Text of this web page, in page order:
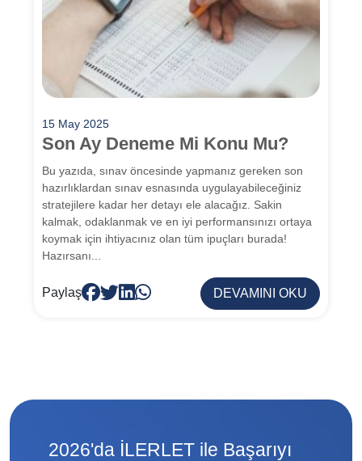
15 May 2025
Son Ay Deneme Mi Konu Mu?
Bu yazıda, sınav öncesinde yapmanız gereken son
hazırlıklardan sınav esnasında uygulayabileceğiniz
stratejilere kadar her detayı ele alacağız. Sakin
kalmak, odaklanmak ve en iyi performansınızı ortaya
koymak için ihtiyacınız olan tüm ipuçları burada!
Hazırsanı...
Paylaş DEVAMINI OKU
2026'da İLERLET ile Başarıyı